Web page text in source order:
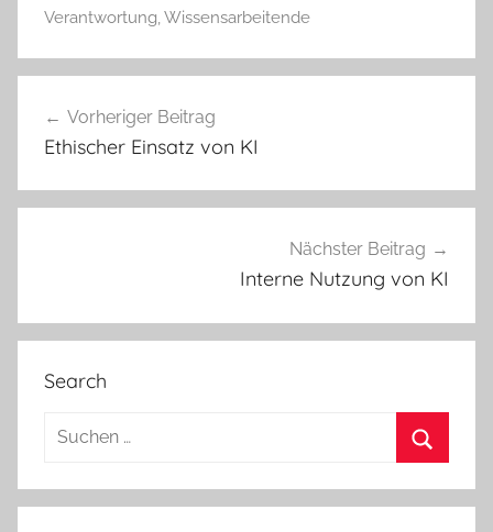
Verantwortung,Wissensarbeitende
Vorheriger Beitrag
Ethischer Einsatz von KI
Nächster Beitrag
Interne Nutzung von KI
Search
Suchen